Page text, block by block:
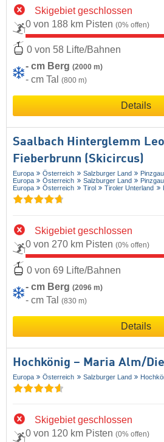
Skigebiet geschlossen
0 von 188 km Pisten (0% offen)
0 von 58 Lifte/Bahnen
- cm Berg (2000 m)
- cm Tal (800 m)
Details
Saalbach Hinterglemm
Fieberbrunn (Skicircus)
Europa Österreich Salzburger Land Pinzgau
Europa
Österreich Salzburger Land Pinzgau
Europa
Österreich Tirol Tiroler Unterland
Skigebiet geschlossen
0 von 270 km Pisten (0% offen)
0 von 69 Lifte/Bahnen
- cm Berg (2096 m)
- cm Tal (830 m)
Details
Hochkönig – Maria Alm/​
Europa Österreich Salzburger Land
Skigebiet geschlossen
0 von 120 km Pisten (0% offen)